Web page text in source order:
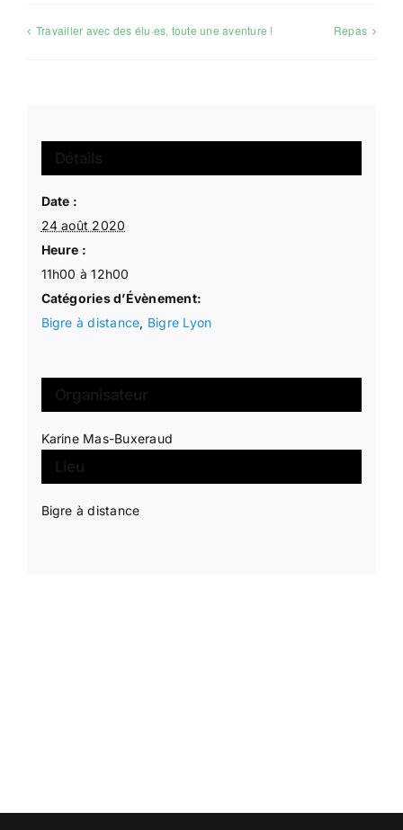
Travailler avec des élu·es, toute une aventure ! Repas
Date :
24 août 2020
Heure :
11h00 à 12h00
Catégories d’Évènement:
Bigre à distance, Bigre Lyon
Bigre à distance
Karine Mas-Buxeraud